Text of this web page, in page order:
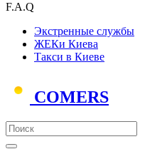
F.A.Q
Экстренные службы
ЖЕКи Киева
Такси в Киеве
COMERS